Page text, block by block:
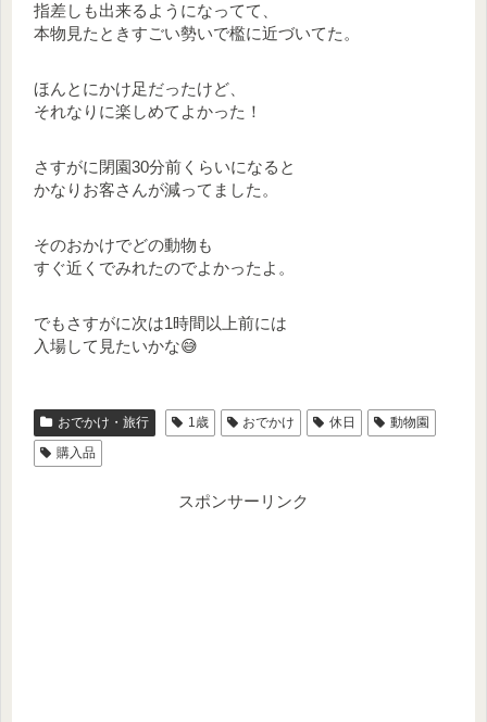
指差しも出来るようになってて、
本物見たときすごい勢いで檻に近づいてた。
ほんとにかけ足だったけど、
それなりに楽しめてよかった！
さすがに閉園30分前くらいになると
かなりお客さんが減ってました。
そのおかけでどの動物も
すぐ近くでみれたのでよかったよ。
でもさすがに次は1時間以上前には
入場して見たいかな😅
おでかけ・旅行 1歳 おでかけ 休日
動物園
購入品
スポンサーリンク